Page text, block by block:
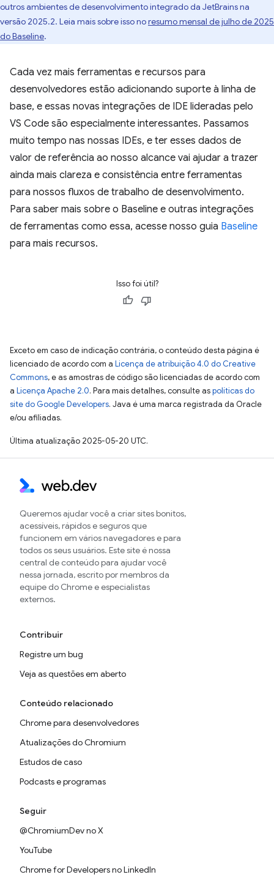
outros ambientes de desenvolvimento integrado da JetBrains na
versão 2025.2. Leia mais sobre isso noresumo mensal de julho de 2025
do Baseline.
Cada vez mais ferramentas e recursos para
desenvolvedores estão adicionando suporte à linha de
base, e essas novas integrações de IDE lideradas pelo
VS Code são especialmente interessantes. Passamos
muito tempo nas nossas IDEs, e ter esses dados de
valor de referência ao nosso alcance vai ajudar a trazer
ainda mais clareza e consistência entre ferramentas
para nossos fluxos de trabalho de desenvolvimento.
Para saber mais sobre o Baseline e outras integrações
de ferramentas como essa, acesse nosso guia Baseline
para mais recursos.
Isso foi útil?
Exceto em caso de indicação contrária, o conteúdo desta página é
licenciado de acordo com a Licença de atribuição 4.0 do Creative
Commons, e as amostras de código são licenciadas de acordo com
a Licença Apache 2.0. Para mais detalhes, consulte aspolíticas do
site do Google Developers. Java é uma marca registrada da Oracle
e/ou afiliadas.
Última atualização 2025-05-20 UTC.
Queremos ajudar você a criar sites bonitos,
acessíveis, rápidos e seguros que
funcionem em vários navegadores e para
todos os seus usuários. Este site é nossa
central de conteúdo para ajudar você
nessa jornada, escrito por membros da
equipe do Chrome e especialistas
externos.
Contribuir
Registre um bug
Veja as questões em aberto
Conteúdo relacionado
Chrome para desenvolvedores
Atualizações do Chromium
Estudos de caso
Podcasts e programas
Seguir
@ChromiumDev no X
YouTube
Chrome for Developers no LinkedIn